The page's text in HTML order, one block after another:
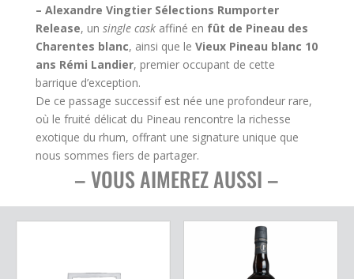
Rumporter
Release
et
Vieux
Blanc
10
ans
d'âge
Rémi
Landier
– Alexandre Vingtier Sélections Rumporter
Release, un single caskaffiné en fût de Pineau des
Charentes blanc, ainsi que le Vieux Pineau blanc 10
ans Rémi Landier, premier occupant de cette
barrique d’exception.
De ce passage successif est née une profondeur rare,
où le fruité délicat du Pineau rencontre la richesse
exotique du rhum, offrant une signature unique que
nous sommes fiers de partager.
– VOUS AIMEREZ AUSSI –